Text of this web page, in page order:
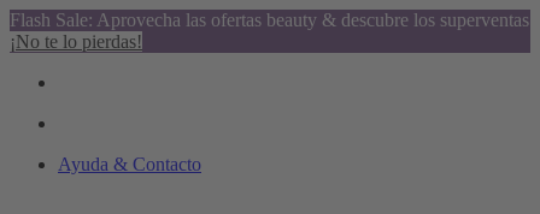
Flash Sale: Aprovecha las ofertas beauty & descubre los superventas
¡No te lo pierdas!
Ayuda & Contacto